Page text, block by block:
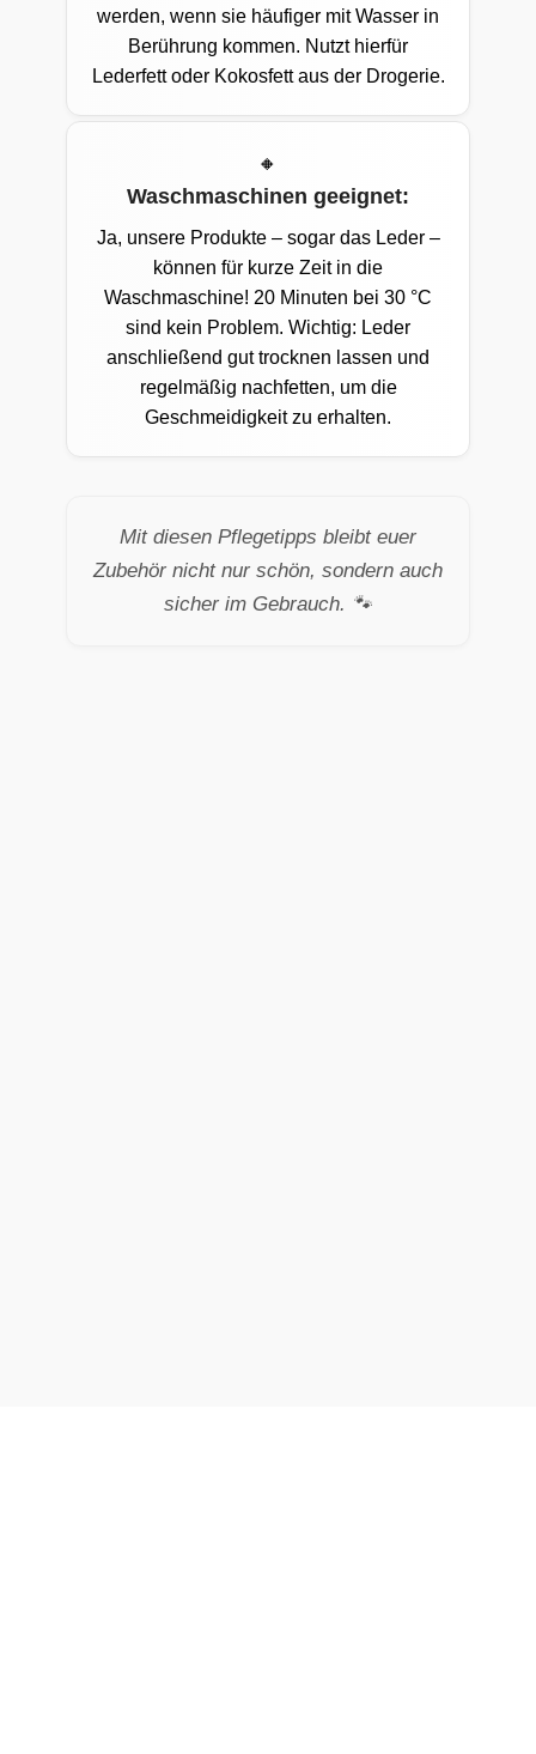
werden, wenn sie häufiger mit Wasser in
Berührung kommen. Nutzt hierfür
Lederfett oder Kokosfett aus der Drogerie.
Waschmaschinen geeignet:
Ja, unsere Produkte – sogar das Leder –
können für kurze Zeit in die
Waschmaschine! 20 Minuten bei 30 °C
sind kein Problem. Wichtig: Leder
anschließend gut trocknen lassen und
regelmäßig nachfetten, um die
Geschmeidigkeit zu erhalten.
Mit diesen Pflegetipps bleibt euer
Zubehör nicht nur schön, sondern auch
sicher im Gebrauch. 🐾